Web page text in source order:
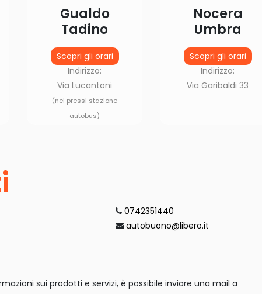
Gualdo
Tadino
Scopri gli orari
Indirizzo:
Via Lucantoni
(nei pressi stazione
autobus)
Nocera
Umbra
Scopri gli orari
Indirizzo:
Via Garibaldi 33
0742351440
autobuono@libero.it
sui prodotti e servizi, è possibile inviare una mail a